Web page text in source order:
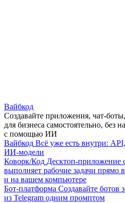
Вайбкод
Создавайте приложения, чат-
для бизнеса самостоятельно, без
с помощью ИИ
Вайбкод Всё уже есть внутри:
ИИ-модели
Коворк/Код Десктоп-приложение
выполняет рабочие задачи прямо
и на вашем компьютере
Бот-платформа Создавайте ботов
из Telegram одним промптом